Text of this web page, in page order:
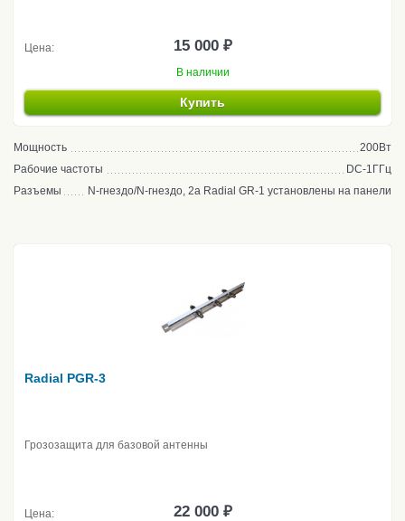
Цена: 15 000 ₽
В наличии
Купить
Мощность
200Вт
Рабочие частоты
DC-1ГГц
Разъемы
N-гнездо/N-гнездо, 2а Radial GR-1 установлены на панели
Radial PGR-3
Грозозащита для базовой антенны
Цена: 22 000 ₽